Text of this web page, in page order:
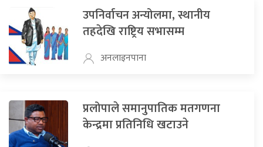
उपनिर्वाचन अन्योलमा, स्थानीय
तहदेखि राष्ट्रिय सभासम्म
अनलाइनपाना
प्रलोपाले समानुपातिक मतगणना
केन्द्रमा प्रतिनिधि खटाउने